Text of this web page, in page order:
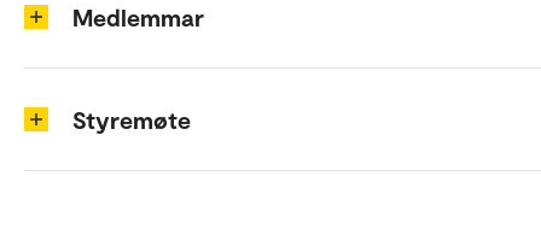
Medlemmar
Styremøte